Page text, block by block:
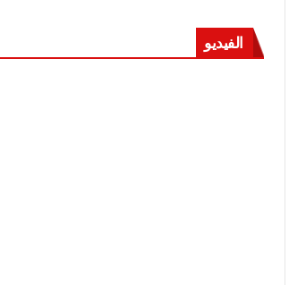
الفيديو